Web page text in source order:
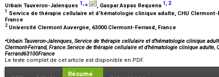
Urbain Tauveron-Jalenques 1,⁎ , Gaspar Aspas Requena 1, 2
1 Service de thérapie cellulaire et d’hématologie clinique adulte, CHU
France
2 Université Clermont Auvergne, 63000 Clermont-Ferrand, France
⁎Urbain Tauveron-Jalenques, Service de thérapie cellulaire et d’hématologie clinique
Clermont-Ferrand, France.Service de thérapie cellulaire et d’hématologie clinique adulte,
Ferrand63100France
Le texte complet de cet article est disponible en PDF.
Résumé